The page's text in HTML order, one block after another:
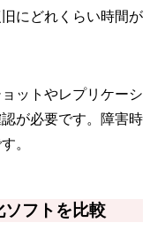
にどれくらい時間が
ットやレプリケーシ
が必要です。障害時
。
ソフトを比較